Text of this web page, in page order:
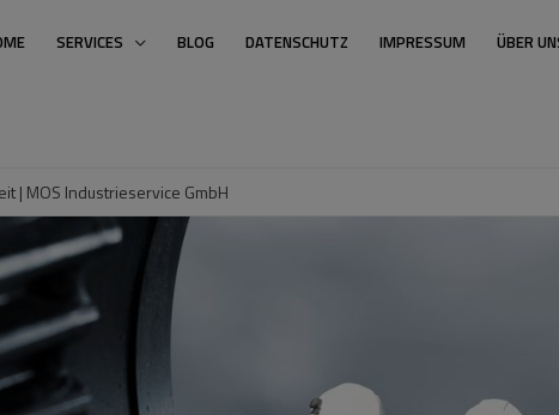
SERVICES BLOG DATENSCHUTZ IMPRESSUM ÜBER
| MOS Industrieservice GmbH